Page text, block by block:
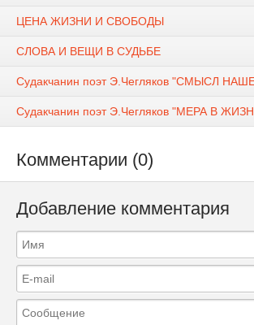
ЦЕНА ЖИЗНИ И СВОБОДЫ
СЛОВА И ВЕЩИ В СУДЬБЕ
Судакчанин поэт Э.Чегляков "СМЫСЛ
Судакчанин поэт Э.Чегляков "МЕРА В
Комментарии (0)
Добавление комментария